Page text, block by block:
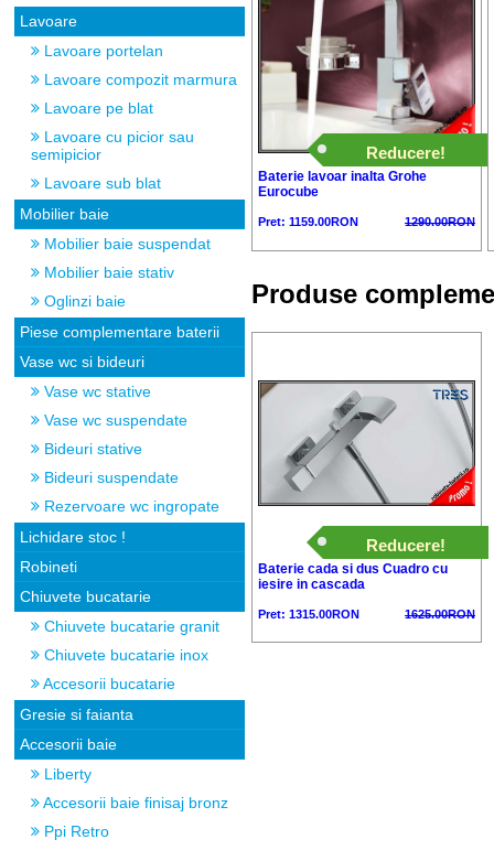
Lavoare
Lavoare portelan
Lavoare compozit marmura
Lavoare pe blat
Lavoare cu picior sau
semipicior
Lavoare sub blat
Mobilier baie
Mobilier baie suspendat
Mobilier baie stativ
Oglinzi baie
Piese complementare baterii
Vase wc si bideuri
Vase wc stative
Vase wc suspendate
Bideuri stative
Bideuri suspendate
Rezervoare wc ingropate
Lichidare stoc !
Robineti
Chiuvete bucatarie
Chiuvete bucatarie granit
Chiuvete bucatarie inox
Accesorii bucatarie
Gresie si faianta
Accesorii baie
Liberty
Accesorii baie finisaj bronz
Ppi Retro
Reducere!
Baterie lavoar inalta Grohe
Eurocube
Pret: 1159.00RON 1290.00RON
Produse
Reducere!
Baterie cada si dus Cuadro cu
iesire in cascada
Pret: 1315.00RON 1625.00RON